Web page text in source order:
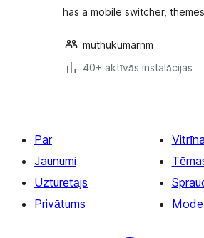
has a mobile switcher,
muthukumarnm
40+ aktīvās instalācijas
Par
Jaunumi
Uzturētājs
Privātums
Vitrīna